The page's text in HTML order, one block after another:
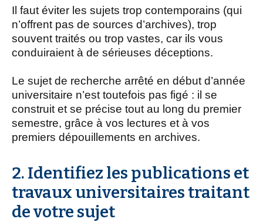
Il faut éviter les sujets trop contemporains (qui
n’offrent pas de sources d’archives), trop
souvent traités ou trop vastes, car ils vous
conduiraient à de sérieuses déceptions.
Le sujet de recherche arrêté en début d’année
universitaire n’est toutefois pas figé : il se
construit et se précise tout au long du premier
semestre, grâce à vos lectures et à vos
premiers dépouillements en archives.
2. Identifiez les publications et
travaux universitaires traitant
de votre sujet